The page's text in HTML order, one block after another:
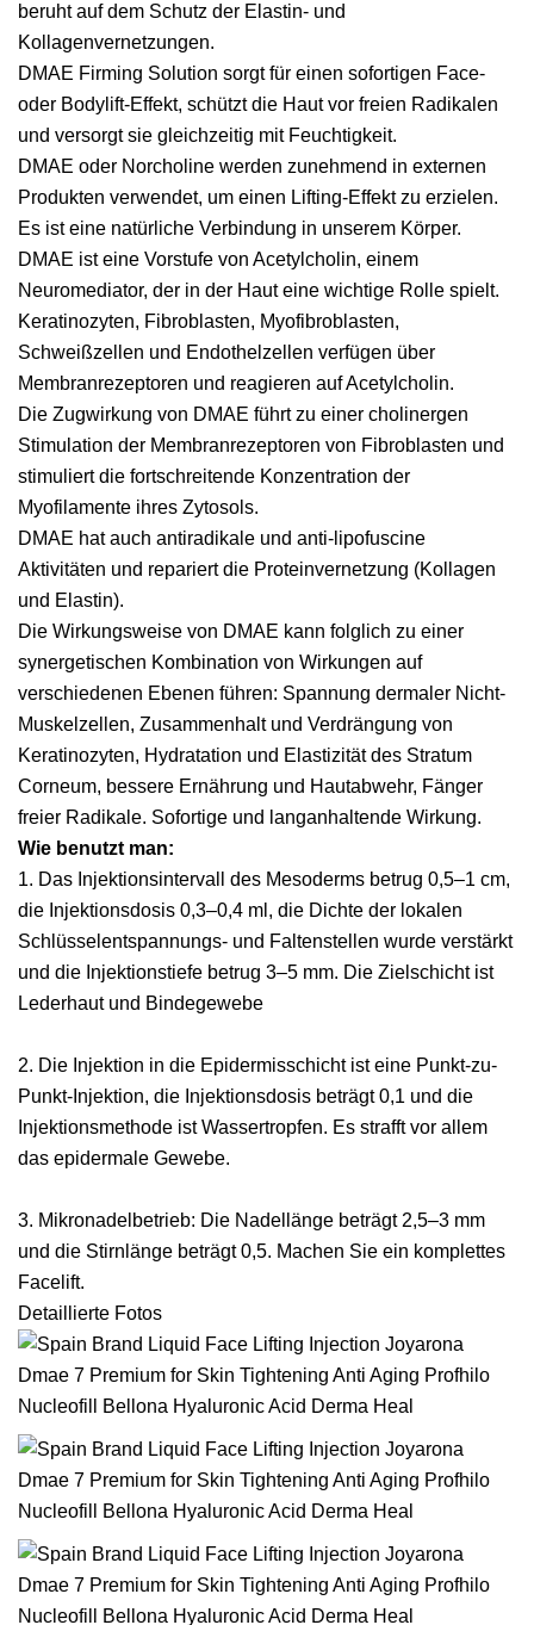
beruht auf dem Schutz der Elastin- und
Kollagenvernetzungen.
DMAE Firming Solution sorgt für einen sofortigen Face-
oder Bodylift-Effekt, schützt die Haut vor freien Radikalen
und versorgt sie gleichzeitig mit Feuchtigkeit.
DMAE oder Norcholine werden zunehmend in externen
Produkten verwendet, um einen Lifting-Effekt zu erzielen.
Es ist eine natürliche Verbindung in unserem Körper.
DMAE ist eine Vorstufe von Acetylcholin, einem
Neuromediator, der in der Haut eine wichtige Rolle spielt.
Keratinozyten, Fibroblasten, Myofibroblasten,
Schweißzellen und Endothelzellen verfügen über
Membranrezeptoren und reagieren auf Acetylcholin.
Die Zugwirkung von DMAE führt zu einer cholinergen
Stimulation der Membranrezeptoren von Fibroblasten und
stimuliert die fortschreitende Konzentration der
Myofilamente ihres Zytosols.
DMAE hat auch antiradikale und anti-lipofuscine
Aktivitäten und repariert die Proteinvernetzung (Kollagen
und Elastin).
Die Wirkungsweise von DMAE kann folglich zu einer
synergetischen Kombination von Wirkungen auf
verschiedenen Ebenen führen: Spannung dermaler Nicht-
Muskelzellen, Zusammenhalt und Verdrängung von
Keratinozyten, Hydratation und Elastizität des Stratum
Corneum, bessere Ernährung und Hautabwehr, Fänger
freier Radikale. Sofortige und langanhaltende Wirkung.
Wie benutzt man:
1. Das Injektionsintervall des Mesoderms betrug 0,5–1 cm,
die Injektionsdosis 0,3–0,4 ml, die Dichte der lokalen
Schlüsselentspannungs- und Faltenstellen wurde verstärkt
und die Injektionstiefe betrug 3–5 mm. Die Zielschicht ist
Lederhaut und Bindegewebe
2. Die Injektion in die Epidermisschicht ist eine Punkt-zu-
Punkt-Injektion, die Injektionsdosis beträgt 0,1 und die
Injektionsmethode ist Wassertropfen. Es strafft vor allem
das epidermale Gewebe.
3. Mikronadelbetrieb: Die Nadellänge beträgt 2,5–3 mm
und die Stirnlänge beträgt 0,5. Machen Sie ein komplettes
Facelift.
Detaillierte Fotos